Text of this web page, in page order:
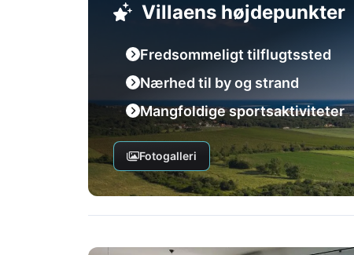
Villaens højdepunkter
Fredsommeligt tilflugtssted
Nærhed til by og strand
Mangfoldige sportsaktiviteter
Fotogalleri